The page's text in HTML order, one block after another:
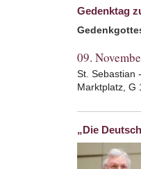
Gedenktag
09.
St. Sebastian
Marktplatz, G
„Die